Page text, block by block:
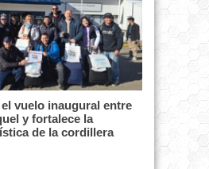
vuelo inaugural entre
y fortalece la
de la cordillera